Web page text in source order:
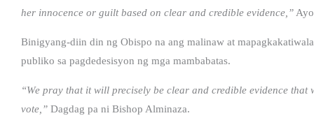
her innocence or guilt based on clear and credible evidence,”
Binigyang-diin din ng Obispo na ang malinaw at
publiko sa pagdedesisyon ng mga mambabatas.
“We pray that it will precisely be clear and credible evidence
vote,” Dagdag pa ni Bishop Alminaza.